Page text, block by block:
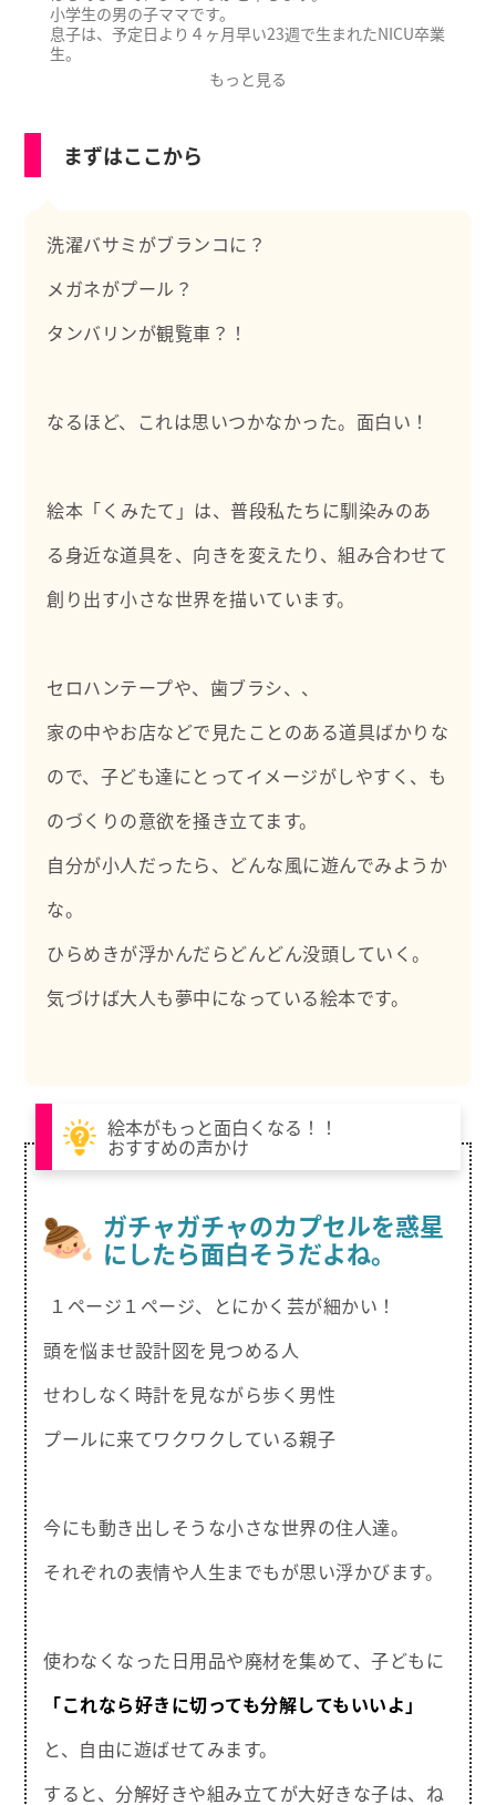
小学生の男の子ママです。
息子は、予定日より４ヶ月早い23週で生まれたNICU卒業
生。
発達に凸凹があり、ほんの少し支援が必要です。
現在は、学校と学校以外の居場所で過ごすことを選択し
のお父さん、お母さんと同じ目線で、日々の声かけや、
「笑顔になったよ！」っていうような寄り添い方につい
そんな気持ちを大切にしながら見守っています。よろし
くお願い致します。
もっと見る
まずはここから
洗濯バサミがブランコに？
メガネがプール？
タンバリンが観覧車？！
なるほど、これは思いつかなかった。面白い！
絵本「くみたて」は、普段私たちに馴染みのあ
る身近な道具を、向きを変えたり、組み合わせて
創り出す小さな世界を描いています。
セロハンテープや、歯ブラシ、、
家の中やお店などで見たことのある道具ばかりな
ので、子ども達にとってイメージがしやすく、も
のづくりの意欲を掻き立てます。
自分が小人だったら、どんな風に遊んでみようか
な。
ひらめきが浮かんだらどんどん没頭していく。
気づけば大人も夢中になっている絵本です。
絵本がもっと面白くなる！！
おすすめの声かけ
ガチャガチャのカプセルを惑星
にしたら面白そうだよね。
１ページ１ページ、とにかく芸が細かい！
頭を悩ませ設計図を見つめる人
せわしなく時計を見ながら歩く男性
プールに来てワクワクしている親子
今にも動き出しそうな小さな世界の住人達。
それぞれの表情や人生までもが思い浮かびます。
使わなくなった日用品や廃材を集めて、子どもに
「これなら好きに切っても分解してもいいよ」
と、自由に遊ばせてみます。
すると、分解好きや組み立てが大好きな子は、ね